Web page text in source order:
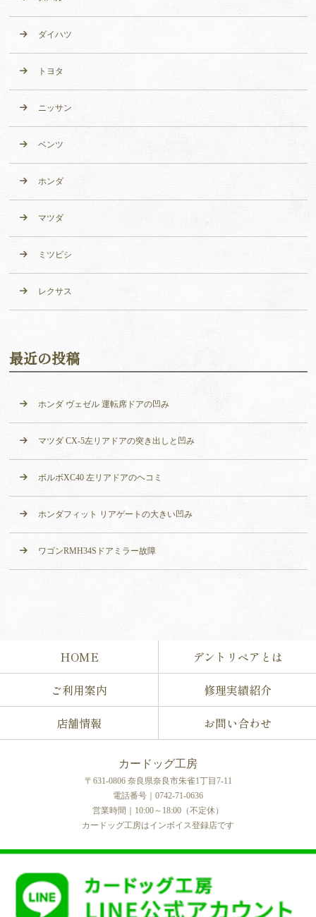
ダイハツ
トヨタ
ニッサン
ベンツ
ホンダ
マツダ
ミツビシ
レクサス
最近の投稿
ホンダ ヴェゼル 運転席ドアの凹み
マツダ CX-5左リアドアの突き出しと凹み
ボルボXC40 左リアドアのヘコミ
ホンダフィット リアゲートの大きい凹み
ワゴンRMH34Sドアミラー故障
HOME
デントリペアとは
ご利用案内
修理実績紹介
店舗情報
お問い合わせ
カードッグ工房
〒631-0806 奈良県奈良市朱雀1丁目7-11
電話番号｜0742-71-0636
営業時間｜10:00～18:00（不定休）
カードッグ工房はインボイス登録店です